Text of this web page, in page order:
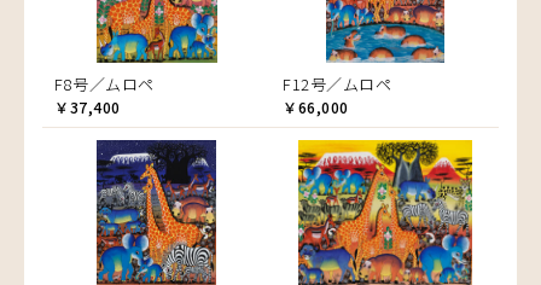
F8号／ムロペ
￥37,400
F12号／ムロペ
￥66,000